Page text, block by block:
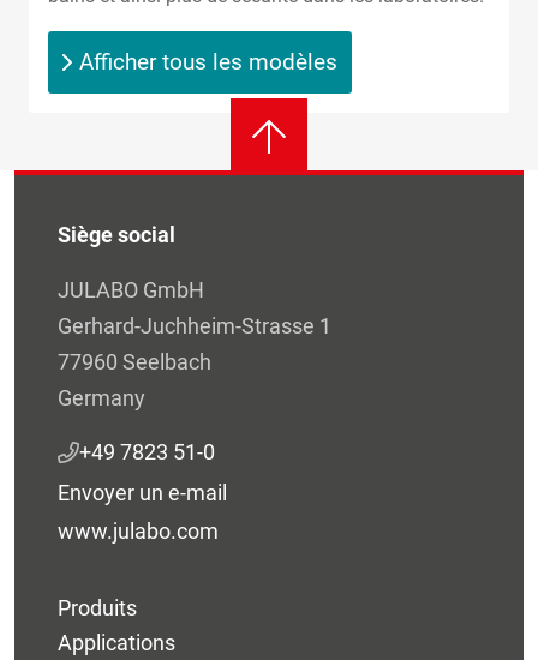
Afficher tous les modèles
Siège social
JULABO GmbH
Gerhard-Juchheim-Strasse 1
77960 Seelbach
Germany
+49 7823 51-0
Envoyer un e-mail
www.julabo.com
Produits
Applications